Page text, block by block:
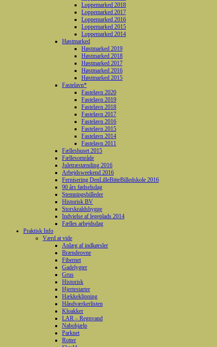
Loppemarked 2018
Loppemarked 2017
Loppemarked 2016
Loppemarked 2015
Loppemarked 2014
Høstmarked
Høstmarked 2019
Høstmarked 2018
Høstmarked 2017
Høstmarked 2016
Høstmarked 2015
Fastelavn*
Fastelavn 2020
Fastelavn 2019
Fastelavn 2018
Fastelavn 2017
Fastelavn 2016
Fastelavn 2015
Fastelavn 2014
Fastelavn 2011
Fælleshuset 2015
Fællesområde
Juletræstænding 2016
Arbejdsweekend 2016
Fernisering DenLilleBitteBilledskole 2016
90 års fødselsdag
Stemningsbilleder
Historisk BV
Storskraldshygge
Indvielse af legeplads 2014
Fælles arbejdsdag
Praktisk Info
Værd at vide
Anlæg af indkørsler
Brændeovne
Fibernet
Gadelygter
Grus
Historisk
Hjertestarter
Hækkeklipning
Håndværkerlisten
Kloakker
LAR – Regnvand
Nabohjælp
Parknet
Rotter